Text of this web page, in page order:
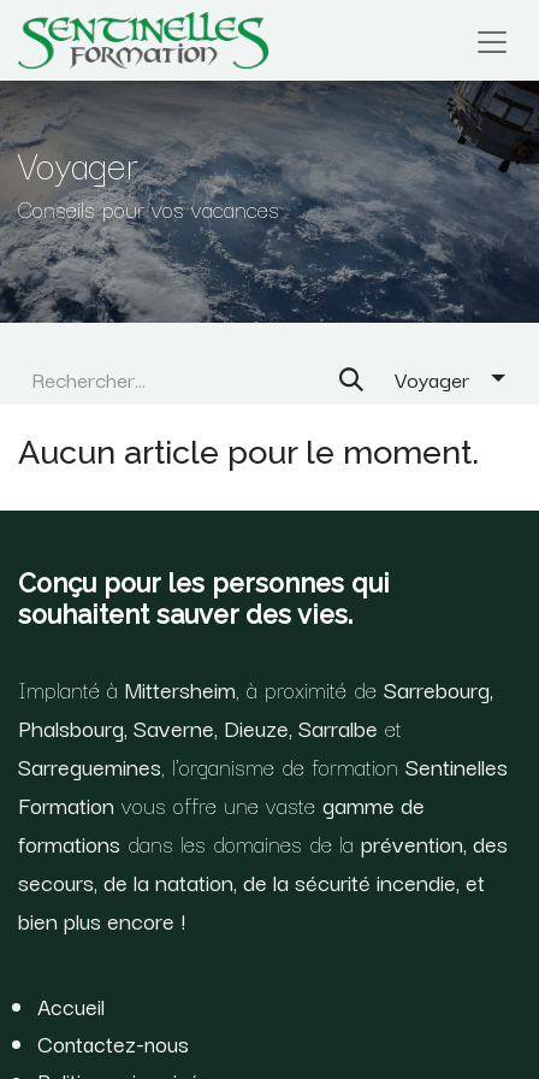
Voyager
Conseils pour vos vacances
Voyager
Aucun article pour le moment.
Conçu pour les personnes qui
souhaitent sauver des vies.
Implanté à Mittersheim, à proximité de Sarrebourg,
Phalsbourg, Saverne, Dieuze, Sarralbe et
Sarreguemines, l'organisme de formation Sentinelles
Formation vous offre une vaste gamme de
formations dans les domaines de la prévention, des
secours, de la natation, de la sécurité incendie, et
bien plus encore !
Accueil
Contactez-nous